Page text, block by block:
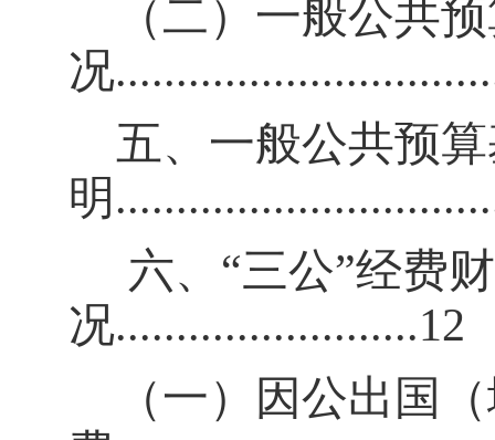
（二）一般公共
况
五、一般公共预
明
六、 “三公”经费
况.........................12
（一）因公出国